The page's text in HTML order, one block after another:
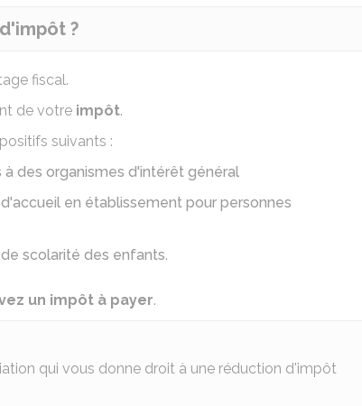
?
fiscal.
de votre impôt.
suivants :
à des organismes d'intérêt général
en établissement pour personnes
scolarité des enfants.
un impôt à payer.
qui vous donne droit à une réduction d'impôt